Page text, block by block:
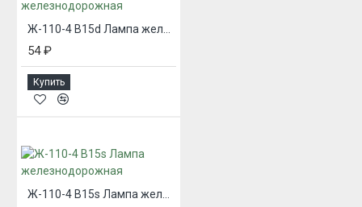
54 ₽
Купить